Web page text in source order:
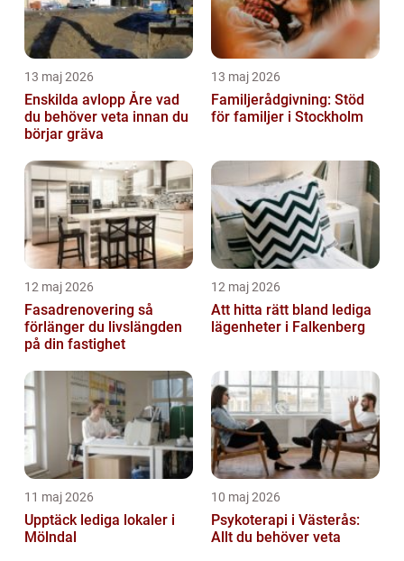
13 maj 2026
Enskilda avlopp Åre vad
du behöver veta innan du
börjar gräva
13 maj 2026
Familjerådgivning: Stöd
för familjer i Stockholm
12 maj 2026
Fasadrenovering så
förlänger du livslängden
på din fastighet
12 maj 2026
Att hitta rätt bland lediga
lägenheter i Falkenberg
11 maj 2026
Upptäck lediga lokaler i
Mölndal
10 maj 2026
Psykoterapi i Västerås:
Allt du behöver veta